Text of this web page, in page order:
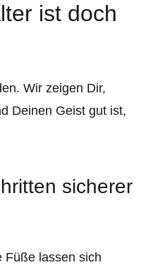
ist doch
Wir zeigen Dir,
Deinen Geist gut ist,
sicherer
Füße lassen sich